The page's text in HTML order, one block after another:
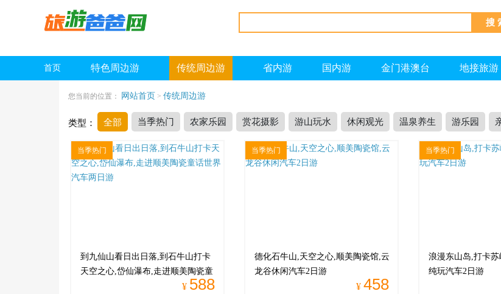
搜
首页 特色周边游 传统周边游 省内游 国内游 金门港澳台 地接旅游
您当前的位置： 网站首页 > 传统周边游
类型： 全部 当季热门 农家乐园 赏花摄影 游山玩水 休闲观光 温泉养生 游乐园
当季热门
到九仙山看日出日落,到石牛山打卡
天空之心,岱仙瀑布,走进顺美陶瓷童
¥ 588
当季热门
德化石牛山,天空之心,顺美陶瓷馆,云
龙谷休闲汽车2日游
¥ 458
当季热门
浪漫东山岛,打卡
纯玩汽车2日游